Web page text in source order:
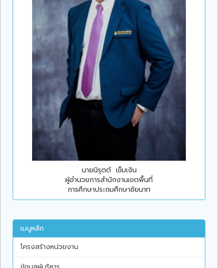
นายนิรุตต์ เข็มเงิน
ผู้อำนวยการสำนักงานเขตพื้นที่
การศึกษาประถมศึกษาชัยนาท
เมนูหลัก
โครงสร้างหน่วยงาน